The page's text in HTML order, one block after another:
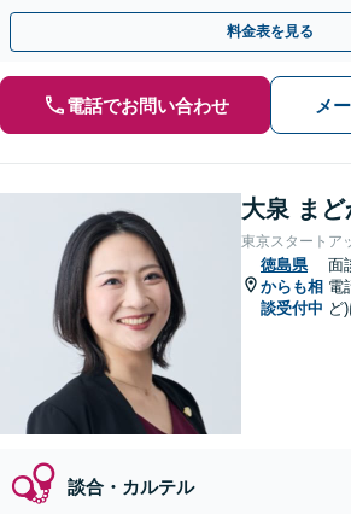
小限に抑えます。【初回相談可能】【WEB面談
料金表を見る
電話でお問い合わせ メ
大泉 まど
東京スタートア
徳島県
からも相
談受付中
面
電
ど
談合・カルテル